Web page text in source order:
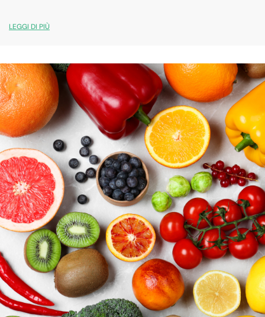
la sua salute dipende anche dalle nostre…
LEGGI DI PIÙ